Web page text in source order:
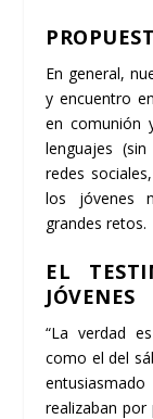
En general,
y encuentro
en comunión
lenguajes
redes
los jóvenes
grandes retos.
EL
JÓVENES
“La verdad
como el del
realizaban